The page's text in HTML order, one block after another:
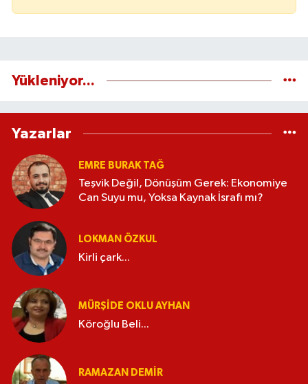
Yükleniyor...
Yazarlar
EMRE BURAK TAĞ
Teşvik Değil, Dönüşüm Gerek: Ekonomiye
Can Suyu mu, Yoksa Kaynak İsrafı mı?
LOKMAN ÖZKUL
Kirli çark...
MÜRŞIDE OKLU AYHAN
Köroğlu Beli...
RAMAZAN DEMİR